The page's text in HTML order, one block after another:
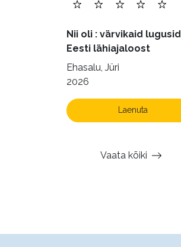
Nii oli : värvikaid lugusid
Eesti lähiajaloost
Ehasalu, Jüri
2026
Laenuta
Vaata kõiki